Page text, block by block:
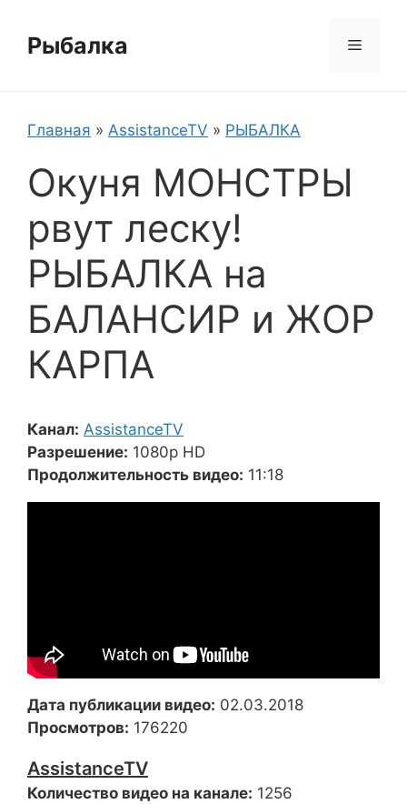
содержимому
Рыбалка Меню
Главная » AssistanceTV » РЫБАЛКА
Окуня МОНСТРЫ
рвут леску!
РЫБАЛКА на
БАЛАНСИР и ЖОР
КАРПА
Канал: AssistanceTV
Разрешение: 1080p HD
Продолжительность видео: 11:18
Дата публикации видео: 02.03.2018
Просмотров: 176220
AssistanceTV
Количество видео на канале: 1256